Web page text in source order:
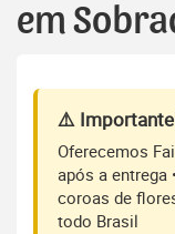
em
⚠️
Oferecemos
após a entrega
coroas de
todo Brasil